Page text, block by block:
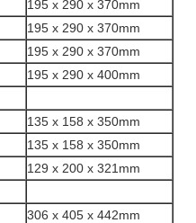
195 x 290 x 370mm
195 x 290 x 370mm
195 x 290 x 370mm
195 x 290 x 400mm
135 x 158 x 350mm
135 x 158 x 350mm
129 x 200 x 321mm
306 x 405 x 442mm